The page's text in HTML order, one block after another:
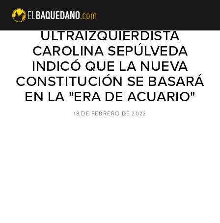
CONSTITUYENTE
ULTRAIZQUIERDISTA
CAROLINA SEPÚLVEDA
INDICÓ QUE LA NUEVA
CONSTITUCIÓN SE BASARÁ
EN LA "ERA DE ACUARIO"
18 DE FEBRERO DE 2022